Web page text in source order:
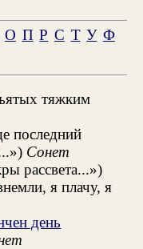
О П Р С Т У Ф
тяжким
последний
Сонет
рассвета...»)
я плачу, я
день